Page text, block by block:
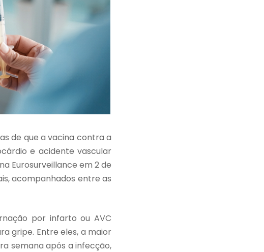
de que a vacina contra a
e acidente vascular
Eurosurveillance em 2 de
acompanhados entre as
por infarto ou AVC
gripe. Entre eles, a maior
semana após a infecção,